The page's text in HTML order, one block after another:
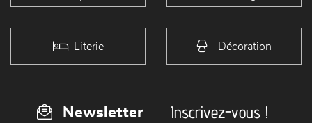
Literie Décoration
Newsletter Inscrivez-vous !